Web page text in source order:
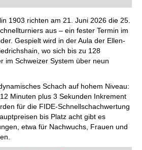
intelligenter und
1903 richten am 21. Juni 2026 die 25.
aus – ein fester Termin im
Gespielt wird in der Aula der Ellen-
wo sich bis zu 128
im Schweizer System über neun
Schach auf hohem Niveau:
Minuten plus 3 Sekunden Inkrement
für die FIDE-Schnellschachwertung
bis Platz acht gibt es
etwa für Nachwuchs, Frauen und